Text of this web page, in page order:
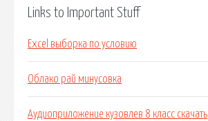
Links to Important Stuff
Excel выборка по условию
Облако рай минусовка
Аудиоприложение кузовлев 8 класс скачать